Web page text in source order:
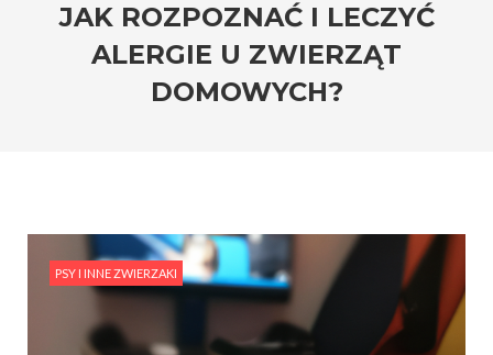
JAK ROZPOZNAĆ I LECZYĆ
ALERGIE U ZWIERZĄT
DOMOWYCH?
PSY I INNE ZWIERZAKI